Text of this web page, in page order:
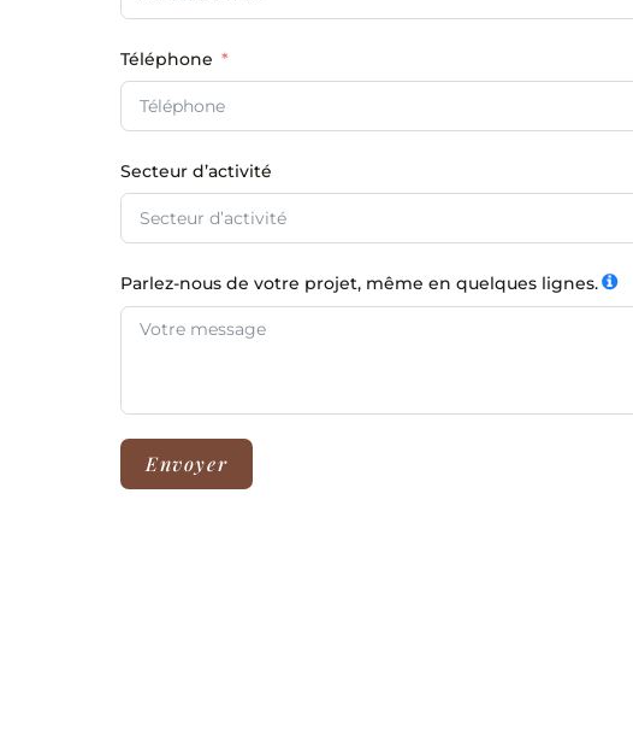
Téléphone
Secteur d’activité
Parlez-nous de votre projet, même en quelques lignes.
Envoyer